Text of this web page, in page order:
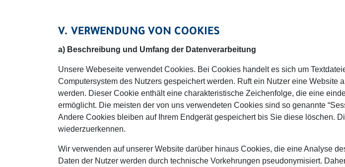
V. VERWENDUNG VON COOKIES
a) Beschreibung und Umfang der Datenverarbeitung
Unsere Webeseite verwendet Cookies. Bei Cookies handelt es sich um
Computersystem des Nutzers gespeichert werden. Ruft ein Nutzer eine
werden. Dieser Cookie enthält eine charakteristische Zeichenfolge, die eine
ermöglicht. Die meisten der von uns verwendeten Cookies sind so genannte
Andere Cookies bleiben auf Ihrem Endgerät gespeichert bis Sie diese löschen.
wiederzuerkennen.
Wir verwenden auf unserer Website darüber hinaus Cookies, die eine Analyse
Daten der Nutzer werden durch technische Vorkehrungen pseudonymisiert.